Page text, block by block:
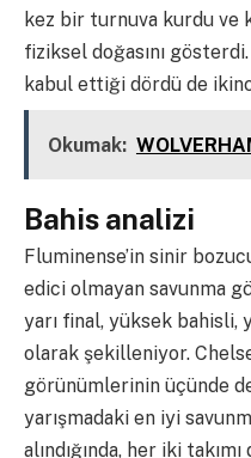
kez bir turnuva kurdu ve
fiziksel doğasını
kabul ettiği dördü de
Okumak:
Bahis analizi
Fluminense’in sinir
edici olmayan savunma
yarı final, yüksek bahisli,
olarak şekilleniyor.
görünümlerinin üçünde
yarışmadaki en iyi
alındığında, her iki